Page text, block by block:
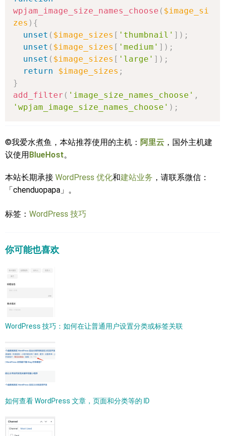
wpjam_image_size_names_choose ( $image_si
zes ) {
unset ( $image_sizes [ 'thumbnail' ] ) ;
unset ( $image_sizes [ 'medium' ] ) ;
unset ( $image_sizes [ 'large' ] ) ;
return
$image_sizes ;
}
add_filter ( 'image_size_names_choose' ,
'wpjam_image_size_names_choose' ) ;
©我爱水煮鱼，本站推荐使用的主机： 阿里云 ，国外主机建
议使用BlueHost。
本站长期承接 WordPress 优化和建站业务 ，请联系微信：
「chenduopapa」。
标签： WordPress 技巧
你可能也喜欢
WordPress 技巧：如何在让普通用户设置分类或标签关联
如何查看 WordPress 文章，页面和分类等的 ID